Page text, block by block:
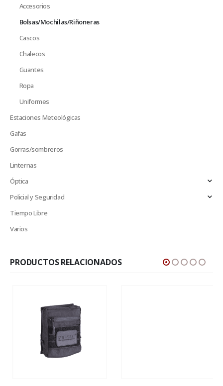
Accesorios
Bolsas/Mochilas/Riñoneras
Cascos
Chalecos
Guantes
Ropa
Uniformes
Estaciones Meteológicas
Gafas
Gorras/sombreros
Linternas
Óptica
Policial y Seguridad
Tiempo Libre
Varios
PRODUCTOS RELACIONADOS